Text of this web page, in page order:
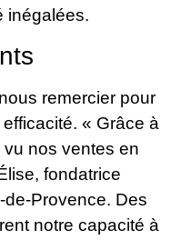
inégalées.
remercier pour
« Grâce à
nos ventes en
fondatrice
de-Provence. Des
notre capacité à